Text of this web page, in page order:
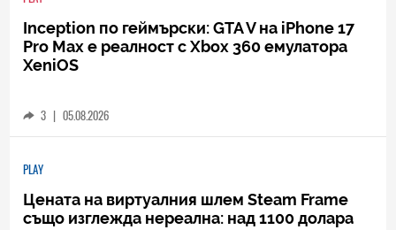
Inception по геймърски: GTA V на iPhone 17
Pro Max е реалност с Xbox 360 емулатора
XeniOS
3 | 05.08.2026
PLAY
Цената на виртуалния шлем Steam Frame
също изглежда нереална: над 1100 долара